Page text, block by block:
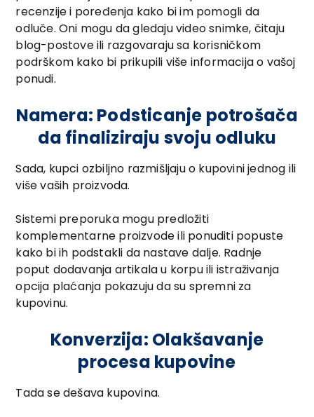
recenzije i poređenja kako bi im pomogli da
odluče. Oni mogu da gledaju video snimke, čitaju
blog-postove ili razgovaraju sa korisničkom
podrškom kako bi prikupili više informacija o vašoj
ponudi.
Namera: Podsticanje potrošača
da finaliziraju svoju odluku
Sada, kupci ozbiljno razmišljaju o kupovini jednog ili
više vaših proizvoda.
Sistemi preporuka mogu predložiti
komplementarne proizvode ili ponuditi popuste
kako bi ih podstakli da nastave dalje. Radnje
poput dodavanja artikala u korpu ili istraživanja
opcija plaćanja pokazuju da su spremni za
kupovinu.
Konverzija: Olakšavanje
procesa kupovine
Tada se dešava kupovina.